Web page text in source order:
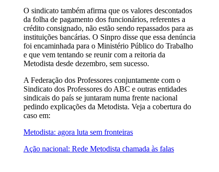
O sindicato também afirma que os valores descontados
da folha de pagamento dos funcionários, referentes a
crédito consignado, não estão sendo repassados para as
instituições bancárias. O Sinpro disse que essa denúncia
foi encaminhada para o Ministério Público do Trabalho
e que vem tentando se reunir com a reitoria da
Metodista desde dezembro, sem sucesso.
A Federação dos Professores conjuntamente com o
Sindicato dos Professores do ABC e outras entidades
sindicais do país se juntaram numa frente nacional
pedindo explicações da Metodista. Veja a cobertura do
caso em:
Metodista: agora luta sem fronteiras
Ação nacional: Rede Metodista chamada às falas